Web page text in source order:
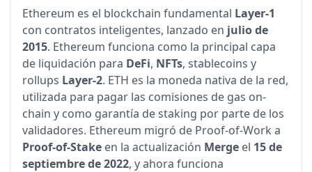
Ethereum es el blockchain fundamental Layer-1
con contratos inteligentes, lanzado en julio de
2015. Ethereum funciona como la principal capa
de liquidación para DeFi, NFTs, stablecoins y
rollups Layer-2. ETH es la moneda nativa de la red,
utilizada para pagar las comisiones de gas on-
chain y como garantía de staking por parte de los
validadores. Ethereum migró de Proof-of-Work a
Proof-of-Stake en la actualización Merge el 15 de
septiembre de 2022, y ahora funciona